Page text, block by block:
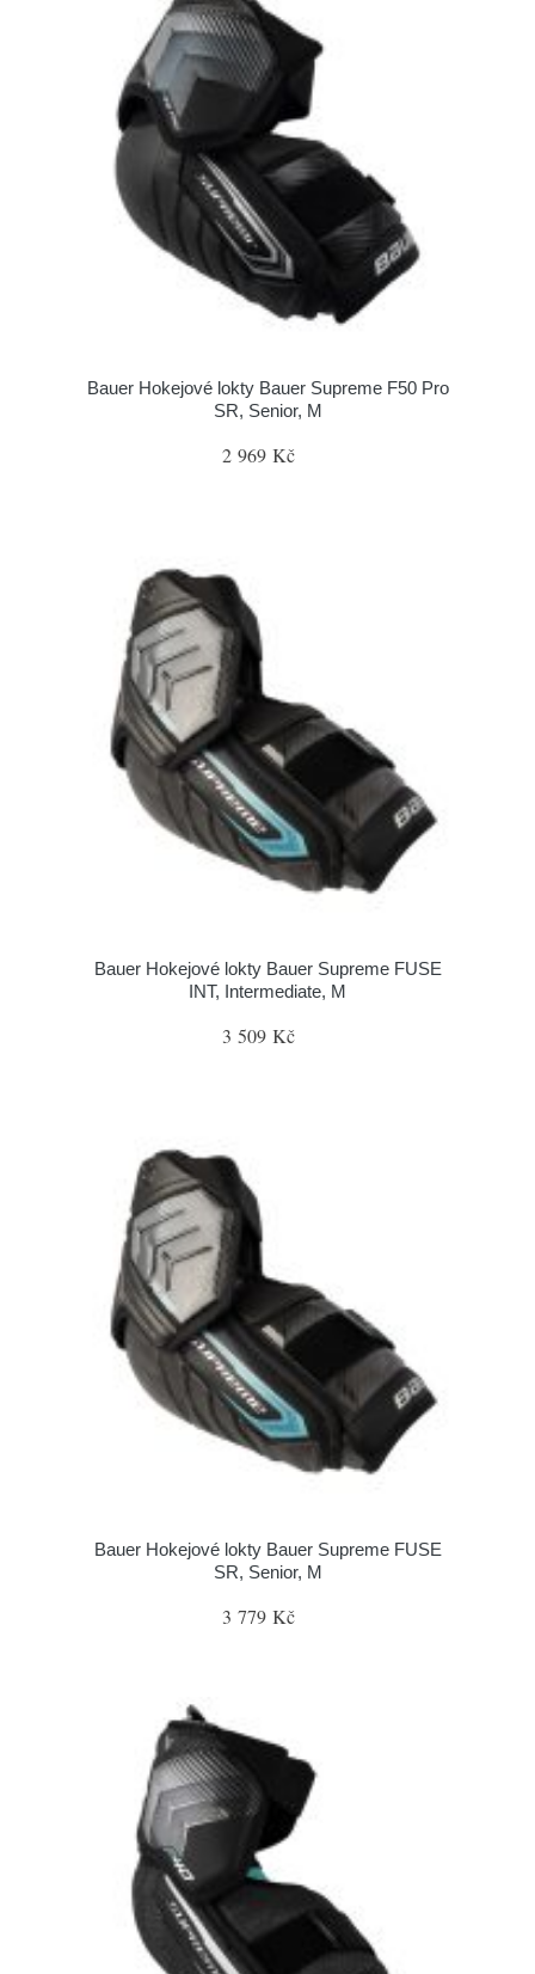
Bauer Hokejové lokty Bauer Supreme F50 Pro
SR, Senior, M
2 969 Kč
Bauer Hokejové lokty Bauer Supreme FUSE
INT, Intermediate, M
3 509 Kč
Bauer Hokejové lokty Bauer Supreme FUSE
SR, Senior, M
3 779 Kč